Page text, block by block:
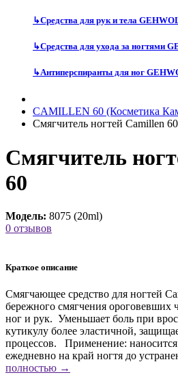
↳Средства для рук и тела
↳Средства для ухода за ногтями
↳Антиперспиранты для ног
CAMILLEN 60 (Косметика
Смягчитель ногтей Camillen 60
Смягчитель
60
Модель: 8075 (20ml)
0 отзывов
Краткое описание
Смягчающее средство для ногтей
бережного смягчения ороговевших
ног и рук. Уменьшает боль при
кутикулу более эластичной,
процессов. Применение: наносится
ежедневно на край ногтя до
полностью →